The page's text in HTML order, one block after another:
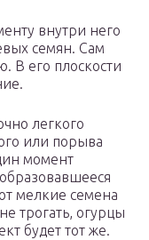
внутри него
семян. Сам
В его плоскости
легкого
или порыва
момент
мелкие семена
трогать, огурцы
будет тот же.